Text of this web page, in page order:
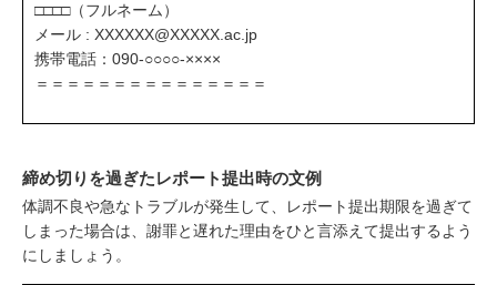
□□□□（フルネーム）
メール : XXXXXX@XXXXX.ac.jp
携帯電話：090-○○○○-××××
＝＝＝＝＝＝＝＝＝＝＝＝＝＝＝
締め切りを過ぎたレポート提出時の文例
体調不良や急なトラブルが発生して、レポート提出期限を過ぎて
しまった場合は、謝罪と遅れた理由をひと言添えて提出するよう
にしましょう。